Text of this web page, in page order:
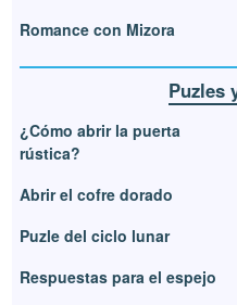
Romance con Mizora
Puzles
¿Cómo abrir la puerta
rústica?
Abrir el cofre dorado
Puzle del ciclo lunar
Respuestas para el espejo